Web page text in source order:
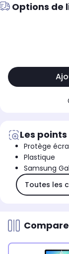
Options de
Les
Protège
Plastique
Samsung
Toutes les